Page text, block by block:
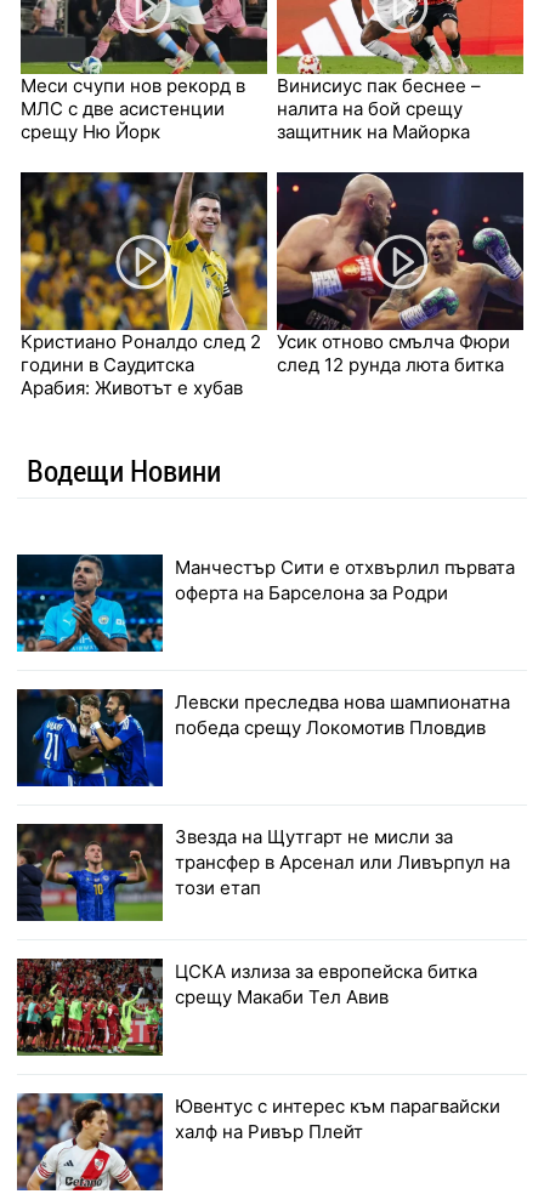
Меси счупи нов рекорд в
МЛС с две асистенции
срещу Ню Йорк
Винисиус пак беснее –
налита на бой срещу
защитник на Майорка
Кристиано Роналдо след 2
години в Саудитска
Арабия: Животът е хубав
Усик отново смълча Фюри
след 12 рунда люта битка
Водещи Новини
Манчестър Сити е отхвърлил първата
оферта на Барселона за Родри
Левски преследва нова шампионатна
победа срещу Локомотив Пловдив
Звезда на Щутгарт не мисли за
трансфер в Арсенал или Ливърпул на
този етап
ЦСКА излиза за европейска битка
срещу Макаби Тел Авив
Ювентус с интерес към парагвайски
халф на Ривър Плейт